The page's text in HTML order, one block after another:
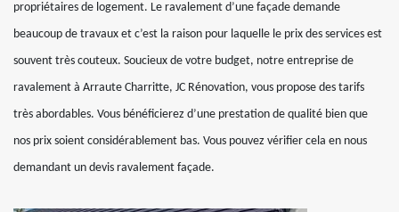
propriétaires de logement. Le ravalement d’une façade demande
beaucoup de travaux et c’est la raison pour laquelle le prix des services est
souvent très couteux. Soucieux de votre budget, notre entreprise de
ravalement à Arraute Charritte, JC Rénovation, vous propose des tarifs
très abordables. Vous bénéficierez d’une prestation de qualité bien que
nos prix soient considérablement bas. Vous pouvez vérifier cela en nous
demandant un devis ravalement façade.